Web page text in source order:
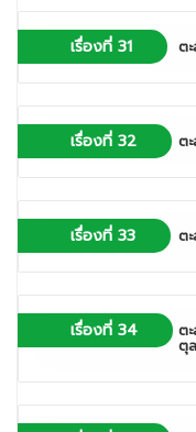
เรื่องที่ 31 ต
เรื่องที่ 32 ต
เรื่องที่ 33 ต
เรื่องที่ 34 ต
ตุ